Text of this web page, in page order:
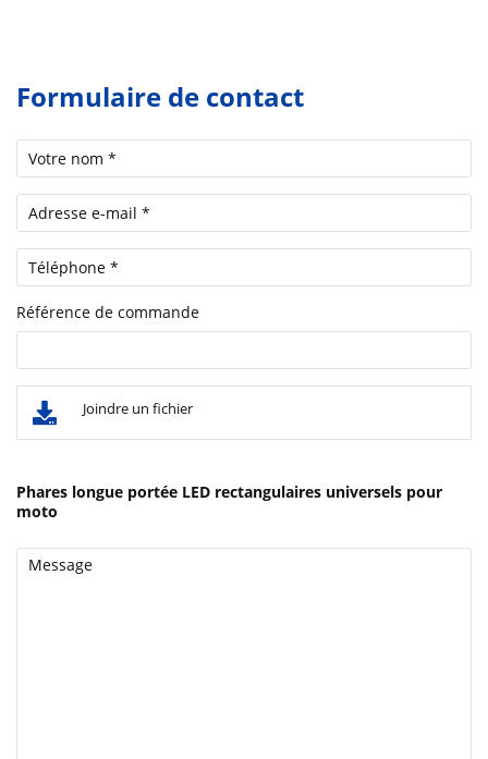
Formulaire de contact
Référence de commande
Joindre un fichier
Phares longue portée LED rectangulaires universels pour
moto